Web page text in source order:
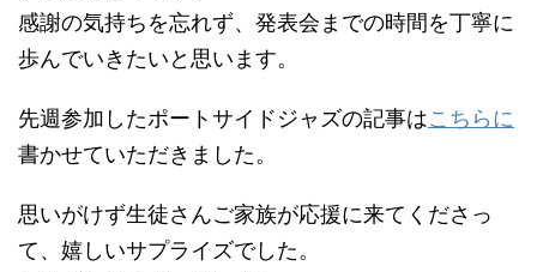
感謝の気持ちを忘れず、発表会までの時間を丁寧に
歩んでいきたいと思います。
先週参加したポートサイドジャズの記事はこちらに
書かせていただきました。
思いがけず生徒さんご家族が応援に来てくださっ
て、嬉しいサプライズでした。